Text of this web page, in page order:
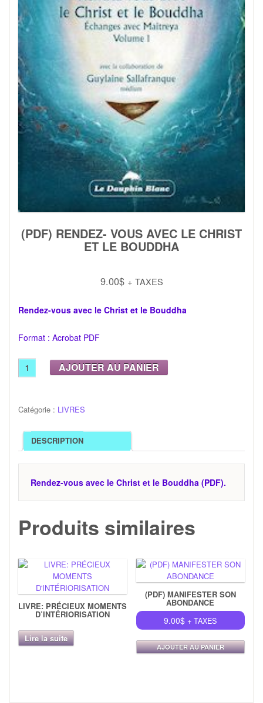
(PDF) RENDEZ- VOUS AVEC LE CHRIST
ET LE BOUDDHA
9.00$ + TAXES
Rendez-vous avec le Christ et le Bouddha
Format : Acrobat PDF
AJOUTER AU PANIER
Catégorie : LIVRES
DESCRIPTION
Rendez-vous avec le Christ et le Bouddha (PDF).
Produits similaires
LIVRE: PRÉCIEUX MOMENTS
D’INTÉRIORISATION
Lire la suite
(PDF) MANIFESTER SON
ABONDANCE
9.00$ + TAXES
AJOUTER AU PANIER